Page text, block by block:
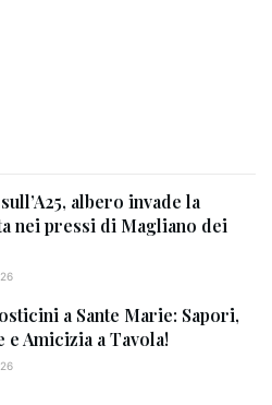
albero invade la
nei pressi di Magliano dei
a Sante Marie: Sapori,
Amicizia a Tavola!